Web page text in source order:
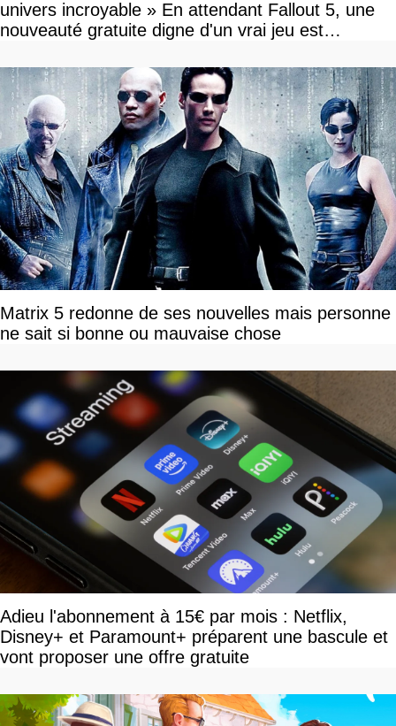
univers incroyable » En attendant Fallout 5, une
nouveauté gratuite digne d'un vrai jeu est
Matrix 5 redonne de ses nouvelles mais personne
ne sait si bonne ou mauvaise chose
Adieu l'abonnement à 15€ par mois : Netflix,
Disney+ et Paramount+ préparent une bascule et
vont proposer une offre gratuite